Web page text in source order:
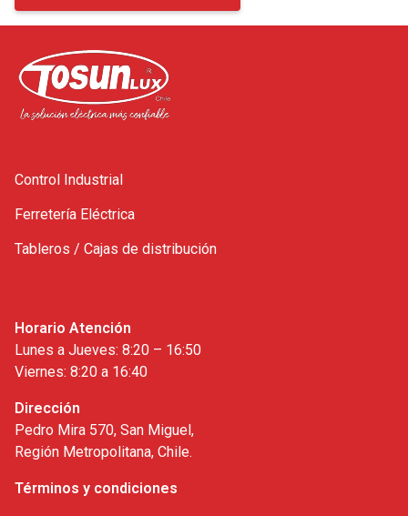
Control Industrial
Ferretería Eléctrica
Tableros / Cajas de distribución
Horario Atención
Lunes a Jueves: 8:20 – 16:50
Viernes: 8:20 a 16:40
Dirección
Pedro Mira 570, San Miguel,
Región Metropolitana, Chile.
Términos y condiciones